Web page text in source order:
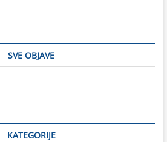
SVE OBJAVE
KATEGORIJE